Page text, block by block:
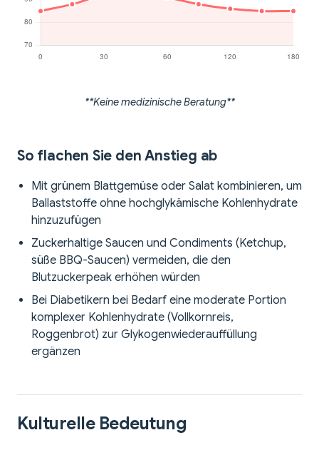
**Keine medizinische Beratung**
So flachen Sie den Anstieg ab
Mit grünem Blattgemüse oder Salat kombinieren, um
Ballaststoffe ohne hochglykämische Kohlenhydrate
hinzuzufügen
Zuckerhaltige Saucen und Condiments (Ketchup,
süße BBQ-Saucen) vermeiden, die den
Blutzuckerpeak erhöhen würden
Bei Diabetikern bei Bedarf eine moderate Portion
komplexer Kohlenhydrate (Vollkornreis,
Roggenbrot) zur Glykogenwiederauffüllung
ergänzen
Kulturelle Bedeutung